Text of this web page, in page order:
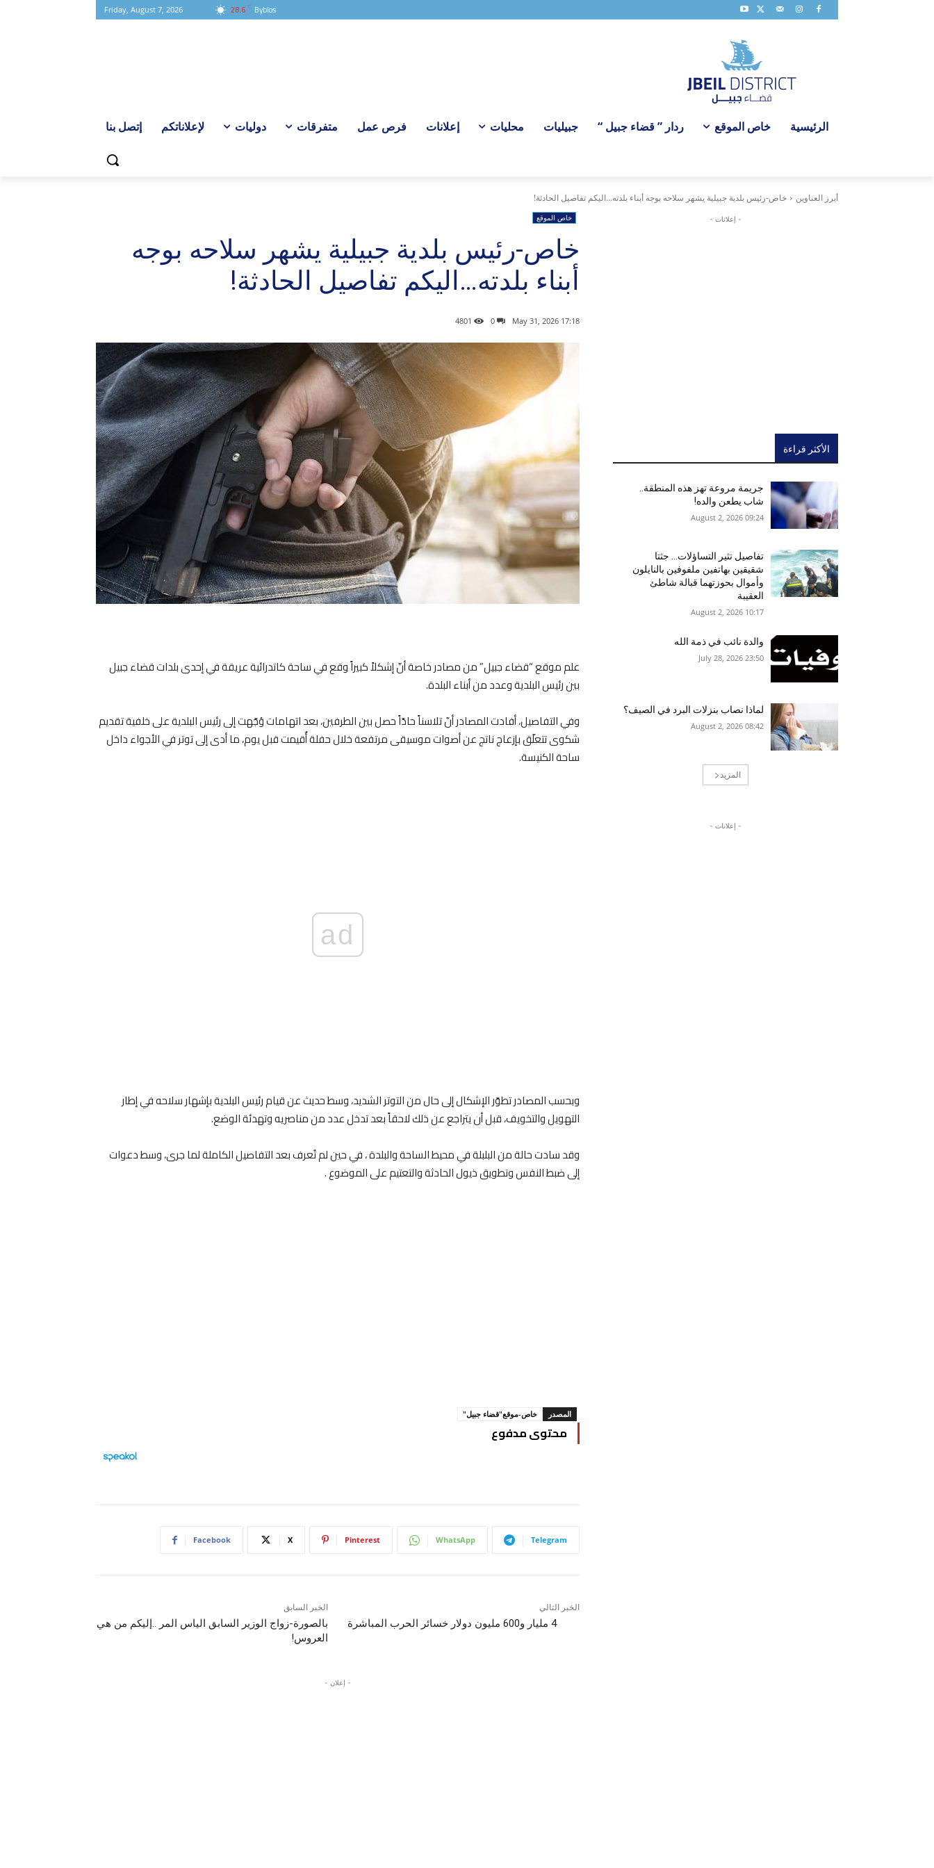
28.6 C Byblos
Friday, August 7, 2026
الرئيسية خاص الموقع ردار ” قضاء جبيل “ جبيليات محليات إعلانات فرص عمل متفرقات دوليات لإعلاناتكم إتصل بنا
أبرز العناوين خاص-رئيس بلدية جبيلية يشهر سلاحه بوجه أبناء بلدته...اليكم تفاصيل الحادثة!
خاص الموقع
خاص-رئيس بلدية جبيلية يشهر سلاحه بوجه
أبناء بلدته…اليكم تفاصيل الحادثة!
17:18 2026 ,May 31
0
4801
علم موقع “قضاء جبيل” من مصادر خاصة أنّ إشكلاً كبيراً وقع في ساحة كاتدرائية عريقة في إحدى بلدات قضاء جبيل
بين رئيس البلدية وعدد من أبناء البلدة.
وفي التفاصيل، أفادت المصادر أنّ تلاسناً حادّاً حصل بين الطرفين، بعد اتهامات وُجّهت إلى رئيس البلدية على خلفية تقديم
شكوى تتعلّق بإزعاج ناتج عن أصوات موسيقى مرتفعة خلال حفلة أُقيمت قبل يوم، ما أدى إلى توتر في الأجواء داخل
ساحة الكنيسة.
ad
وبحسب المصادر تطوّر الإشكال إلى حال من التوتر الشديد، وسط حديث عن قيام رئيس البلدية بإشهار سلاحه في إطار
التهويل والتخويف، قبل أن يتراجع عن ذلك لاحقاً بعد تدخل عدد من مناصريه وتهدئة الوضع.
وقد سادت حالة من البلبلة في محيط الساحة والبلدة ، في حين لم تُعرف بعد التفاصيل الكاملة لما جرى، وسط دعوات
إلى ضبط النفس وتطويق ذيول الحادثة والتعتيم على الموضوع .
المصدر خاص-موقع"قضاء جبيل"
محتوى مدفوع
Facebook X Pinterest WhatsApp Telegram
الخبر السابق
بالصورة-زواج الوزير السابق الياس المر ..إليكم من هي
العروس!
الخبر التالي
4 مليار و600 مليون دولار خسائر الحرب المباشرة
- إعلان -
- إعلانات -
الأكثر قراءة
جريمة مروعة تهز هذه المنطقة..
شاب يطعن والده!
09:24 2026 ,August 2
تفاصيل تثير التساؤلات… جثتا
شقيقين بهاتفين ملفوفين بالنايلون
وأموال بحوزتهما قبالة شاطئ
العقيبة
10:17 2026 ,August 2
والدة نائب في ذمة الله
23:50 2026 ,July 28
لماذا نصاب بنزلات البرد في الصيف؟
08:42 2026 ,August 2
المزيد
- إعلانات -